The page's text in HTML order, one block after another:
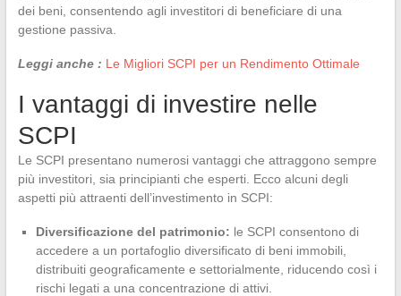
dei beni, consentendo agli investitori di beneficiare di una
gestione passiva.
Leggi anche : Le Migliori SCPI per un Rendimento Ottimale
I vantaggi di investire nelle
SCPI
Le SCPI presentano numerosi vantaggi che attraggono sempre
più investitori, sia principianti che esperti. Ecco alcuni degli
aspetti più attraenti dell’investimento in SCPI:
Diversificazione del patrimonio: le SCPI consentono di
accedere a un portafoglio diversificato di beni immobili,
distribuiti geograficamente e settorialmente, riducendo così i
rischi legati a una concentrazione di attivi.